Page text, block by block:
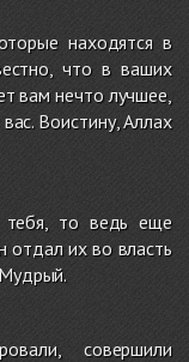
находятся в
что в ваших
вам нечто лучшее,
Воистину, Аллах
тебя, то ведь еще
отдал их во власть
совершили